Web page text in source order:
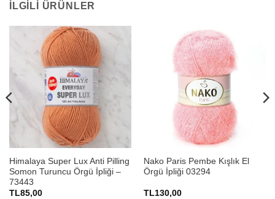
İLGILI ÜRÜNLER
Himalaya Super Lux Anti Pilling
Somon Turuncu Örgü İpliği –
73443
TL85,00
Nako Paris Pembe Kışlık El
Örgü İpliği 03294
TL130,00